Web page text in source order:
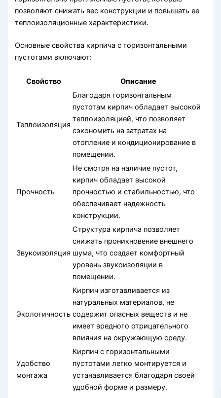
позволяют снижать вес конструкции и повышать ее
теплоизоляционные характеристики.
Основные свойства кирпича с горизонтальными
пустотами включают:
Свойство Описание
Теплоизоляция
Благодаря горизонтальным
пустотам кирпич обладает высокой
теплоизоляцией, что позволяет
сэкономить на затратах на
отопление и кондиционирование в
помещении.
Прочность
Не смотря на наличие пустот,
кирпич обладает высокой
прочностью и стабильностью, что
обеспечивает надежность
конструкции.
Звукоизоляция
Структура кирпича позволяет
снижать проникновение внешнего
шума, что создает комфортный
уровень звукоизоляции в
помещении.
Экологичность
Кирпич изготавливается из
натуральных материалов, не
содержит опасных веществ и не
имеет вредного отрицательного
влияния на окружающую среду.
Удобство
монтажа
Кирпич с горизонтальными
пустотами легко монтируется и
устанавливается благодаря своей
удобной форме и размеру.